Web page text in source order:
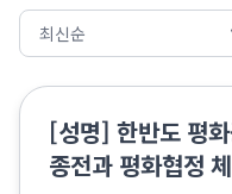
[성명] 한반도 평
종전과 평화협정